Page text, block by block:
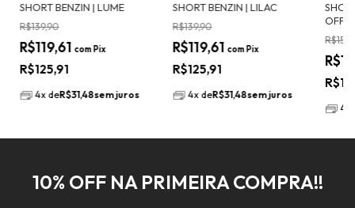
SHORT BENZIN | LUME
R$125,91
R$139,90
R$119,61 com Pix
4x deR$31,48sem juros
SHORT BENZIN | LILAC
R$125,91
R$139,90
R$119,61 com Pix
4x deR$31,48sem juros
OFF
4
10% OFF NA PRIMEIRA COMPRA!!